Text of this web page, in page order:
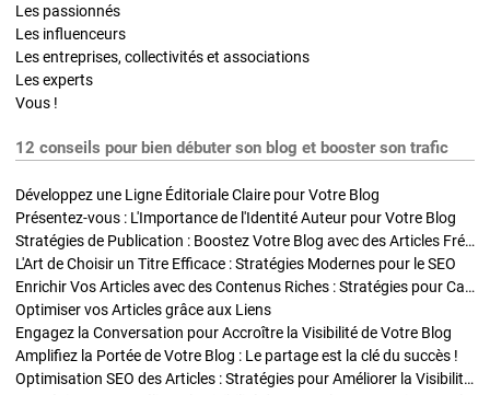
Les passionnés
Les influenceurs
Les entreprises, collectivités et associations
Les experts
Vous !
12 conseils pour bien débuter son blog et booster son trafic
Développez une Ligne Éditoriale Claire pour Votre Blog
Présentez-vous : L'Importance de l'Identité Auteur pour Votre Blog
Stratégies de Publication : Boostez Votre Blog avec des Articles Fréquents et Exclusifs
L'Art de Choisir un Titre Efficace : Stratégies Modernes pour le SEO
Enrichir Vos Articles avec des Contenus Riches : Stratégies pour Captiver et Optimiser
Optimiser vos Articles grâce aux Liens
Engagez la Conversation pour Accroître la Visibilité de Votre Blog
Amplifiez la Portée de Votre Blog : Le partage est la clé du succès !
Optimisation SEO des Articles : Stratégies pour Améliorer la Visibilité de Votre Blog